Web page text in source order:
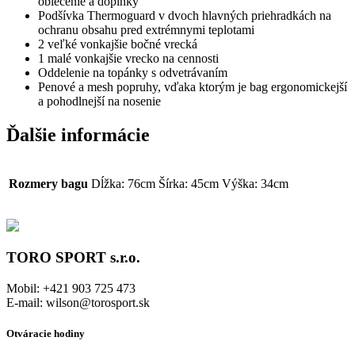
Podšívka Thermoguard v dvoch hlavných priehradkách na
ochranu obsahu pred extrémnymi teplotami
2 veľké vonkajšie bočné vrecká
1 malé vonkajšie vrecko na cennosti
Oddelenie na topánky s odvetrávaním
Penové a mesh popruhy, vďaka ktorým je bag ergonomickejší
a pohodlnejší na nosenie
Ďalšie informácie
Rozmery bagu Dĺžka: 76cm Šírka: 45cm Výška: 34cm
TORO SPORT s.r.o.
Mobil: +421 903 725 473
E-mail: wilson@torosport.sk
Otváracie hodiny